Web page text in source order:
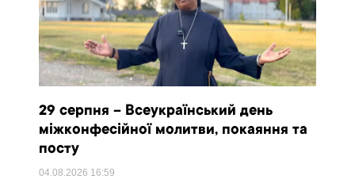
29 серпня – Всеукраїнський день
міжконфесійної молитви, покаяння та
посту
04.08.2026 16:59